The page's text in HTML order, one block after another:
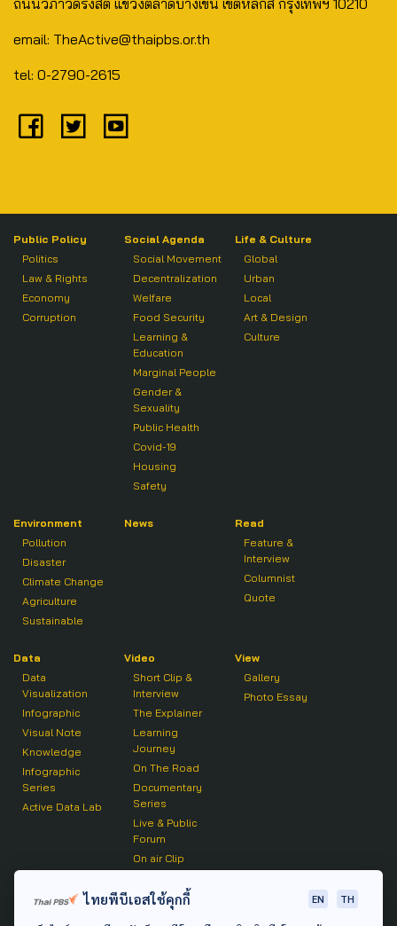
ถนนวิภาวดีรังสิต แขวงตลาดบางเขน เขตหลักสี่ กรุงเทพฯ 10210
email: TheActive@thaipbs.or.th
tel: 0-2790-2615
Public Policy
Politics
Law & Rights
Economy
Corruption
Social Agenda
Social Movement
Decentralization
Welfare
Food Security
Learning &
Education
Marginal People
Gender &
Sexuality
Public Health
Covid-19
Housing
Safety
Life & Culture
Global
Urban
Local
Art & Design
Culture
Environment
Pollution
Disaster
Climate Change
Agriculture
Sustainable
News
Read
Feature &
Interview
Columnist
Quote
Data
Data
Visualization
Infographic
Visual Note
Knowledge
Infographic
Series
Active Data Lab
Video
Short Clip &
Interview
The Explainer
Learning
Journey
On The Road
Documentary
Series
Live & Public
Forum
On air Clip
View
Gallery
Photo Essay
Podcast
ไทยพีบีเอสใช้คุกกี้ EN TH